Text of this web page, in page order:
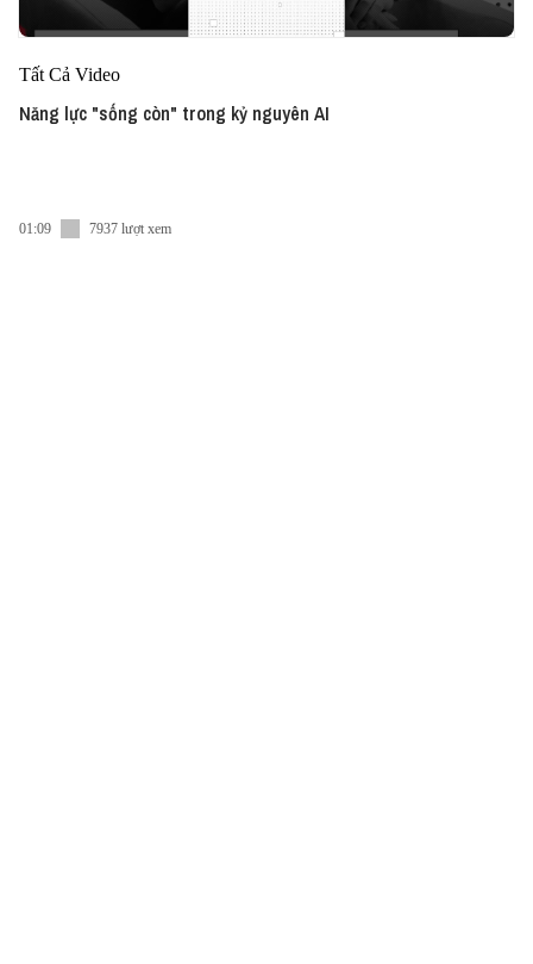
Tất Cả Video
Năng lực "sống còn" trong kỷ nguyên AI
01:09 7937 lượt xem